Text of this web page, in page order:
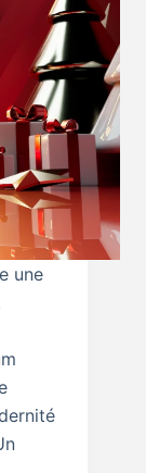
une